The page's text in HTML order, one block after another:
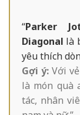
“Parker
Diagonal là
yêu thích
Gợi ý: Với
là món quà
tác, nhân